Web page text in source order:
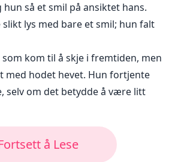
så et smil på ansiktet hans.
lys med bare et smil; hun falt
som kom til å skje i fremtiden, men
med hodet hevet. Hun fortjente
selv om det betydde å være litt
å Lese